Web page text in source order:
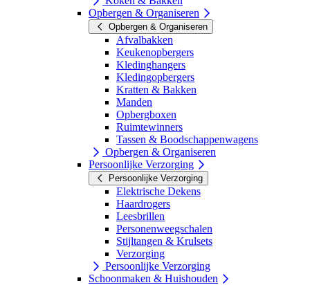
Opbergen & Organiseren
Opbergen & Organiseren
Afvalbakken
Keukenopbergers
Kledinghangers
Kledingopbergers
Kratten & Bakken
Manden
Opbergboxen
Ruimtewinners
Tassen & Boodschappenwagens
Opbergen & Organiseren
Persoonlijke Verzorging
Persoonlijke Verzorging
Elektrische Dekens
Haardrogers
Leesbrillen
Personenweegschalen
Stijltangen & Krulsets
Verzorging
Persoonlijke Verzorging
Schoonmaken & Huishouden